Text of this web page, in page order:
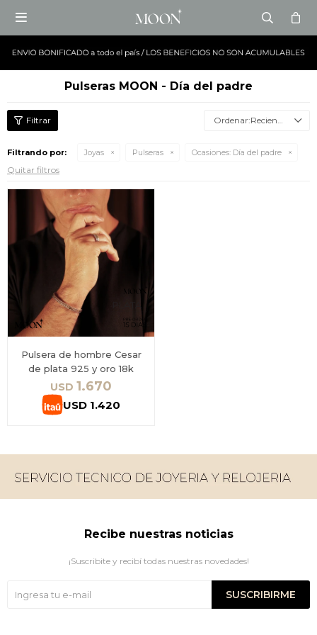

Pulseras MOON - Día del padre
Recientes
Filtrando por: Joyas Pulseras Ocasiones: Día del padre
Quitar filtros
Pulsera de hombre Cesar
de plata 925 y oro 18k
USD 1.670
USD 1.420
Recibe nuestras noticias
¡Suscribite y recibí todas nuestras novedades!
SUSCRIBIRME